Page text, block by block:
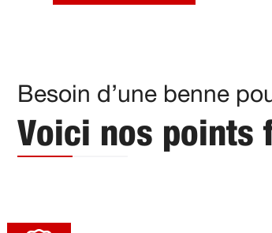
Besoin d’une benne
Voici nos points